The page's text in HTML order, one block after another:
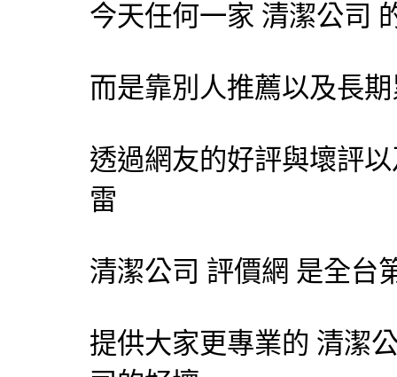
今天任何一家 清潔公司
而是靠別人推薦以及長
透過網友的好評與壞評
雷
清潔公司 評價網 是全台
提供大家更專業的 清潔